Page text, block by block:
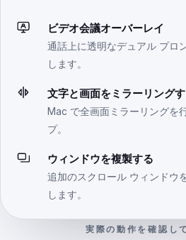
ビデオ会議オーバーレイ
通話上に透明なデュアル プロ
します。
文字と画面をミラーリング
Mac で全画面ミラーリングを
プ。
ウィンドウを複製する
追加のスクロール ウィンドウ
します。
実際の動作を確認し